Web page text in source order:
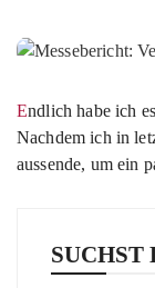
Endlich habe ich es mal wieder selbst auf eine Messe geschafft.
Nachdem ich in
aussende, um ein
SUCHST